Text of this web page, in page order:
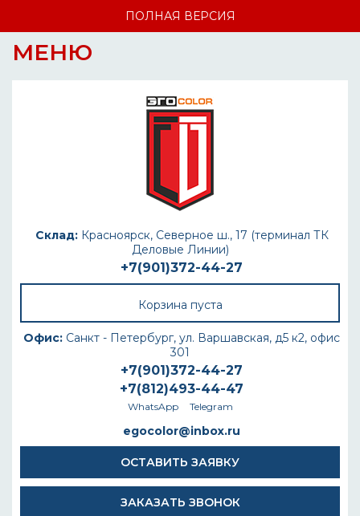
ПОЛНАЯ ВЕРСИЯ
МЕНЮ
Склад:Красноярск, Северное ш., 17 (терминал ТК
Деловые Линии)
+7(901)372-44-27
Корзина пуста
Офис: Санкт - Петербург, ул. Варшавская, д5 к2, офис
301
+7(901)372-44-27
+7(812)493-44-47
WhatsApp Telegram
egocolor@inbox.ru
ОСТАВИТЬ ЗАЯВКУ
ЗАКАЗАТЬ ЗВОНОК